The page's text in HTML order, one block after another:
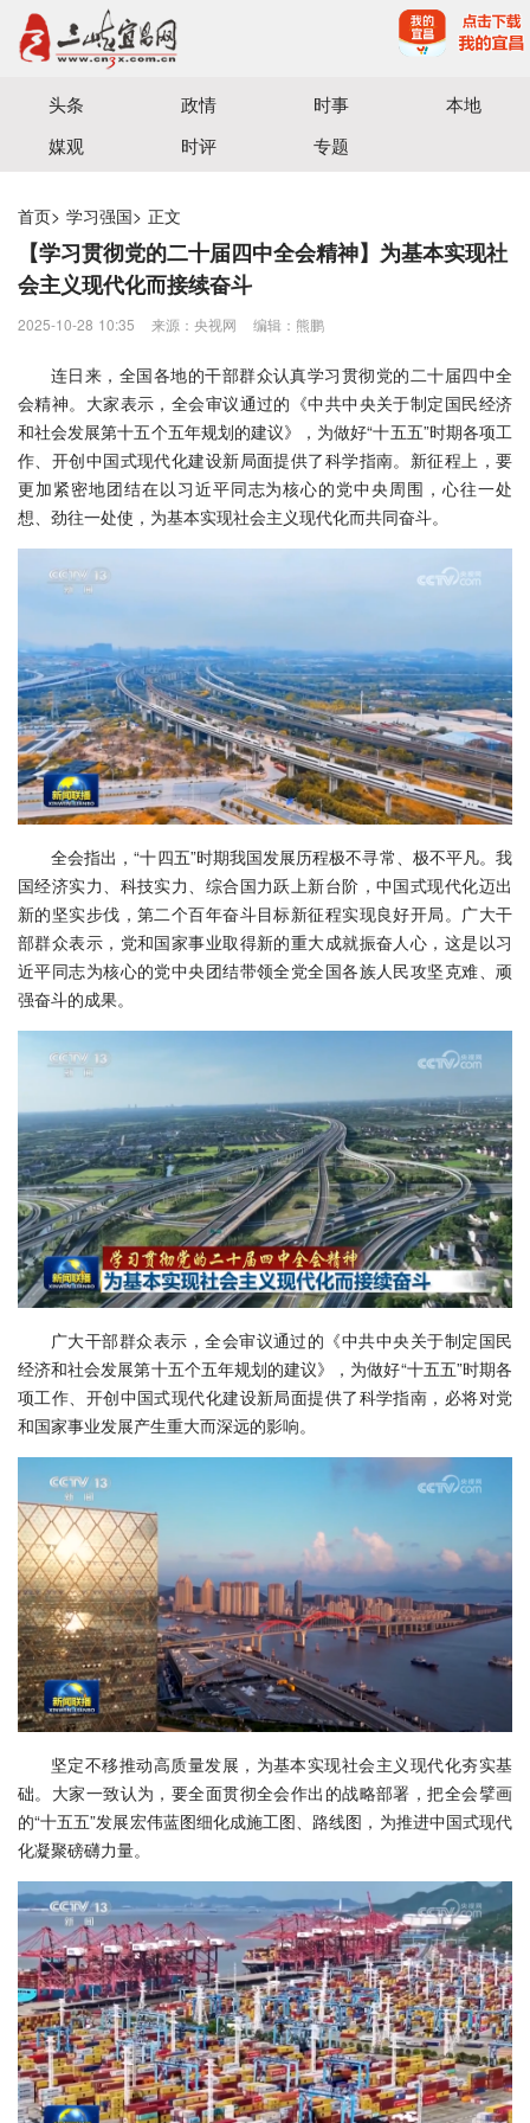
宜昌三峡融媒体中心主办
头条 政情 时事
本地
媒观
时评 专题
首页> 学习强国> 正文
【学习贯彻党的二十届四中全会精神】为基本实现社
会主义现代化而接续奋斗
2025-10-28 10:35 来源：央视网 编辑：熊鹏
连日来，全国各地的干部群众认真学习贯彻党的二十届四中全
会精神。大家表示，全会审议通过的《中共中央关于制定国民经济
和社会发展第十五个五年规划的建议》，为做好“十五五”时期各项工
作、开创中国式现代化建设新局面提供了科学指南。新征程上，要
更加紧密地团结在以习近平同志为核心的党中央周围，心往一处
想、劲往一处使，为基本实现社会主义现代化而共同奋斗。
全会指出，“十四五”时期我国发展历程极不寻常、极不平凡。我
国经济实力、科技实力、综合国力跃上新台阶，中国式现代化迈出
新的坚实步伐，第二个百年奋斗目标新征程实现良好开局。广大干
部群众表示，党和国家事业取得新的重大成就振奋人心，这是以习
近平同志为核心的党中央团结带领全党全国各族人民攻坚克难、顽
强奋斗的成果。
广大干部群众表示，全会审议通过的《中共中央关于制定国民
经济和社会发展第十五个五年规划的建议》，为做好“十五五”时期各
项工作、开创中国式现代化建设新局面提供了科学指南，必将对党
和国家事业发展产生重大而深远的影响。
坚定不移推动高质量发展，为基本实现社会主义现代化夯实基
础。大家一致认为，要全面贯彻全会作出的战略部署，把全会擘画
的“十五五”发展宏伟蓝图细化成施工图、路线图，为推进中国式现代
化凝聚磅礴力量。